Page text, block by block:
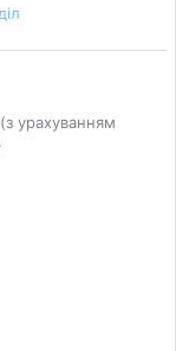
урахуванням